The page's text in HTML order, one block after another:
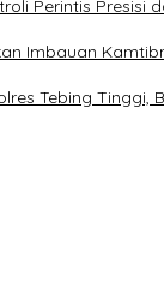
Perintis Presisi
Imbauan
Tebing Tinggi,